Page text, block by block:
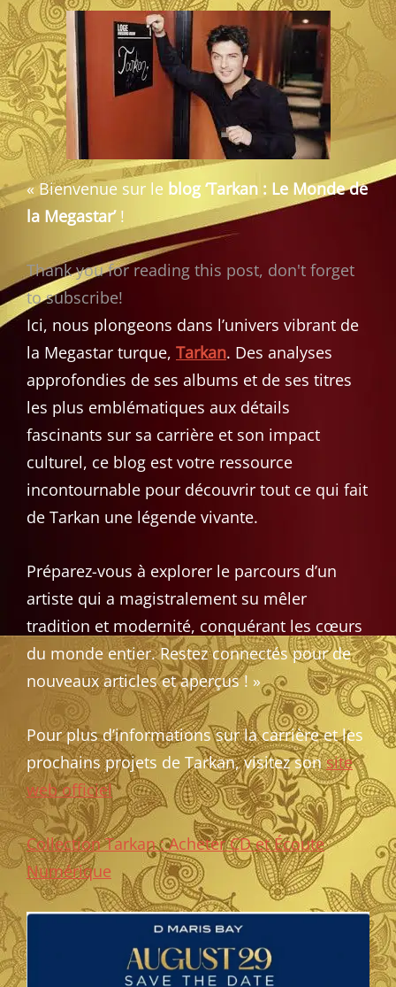
« Bienvenue sur le blog ‘Tarkan : Le Monde de
la Megastar’!
Thank you for reading this post, don't forget
to subscribe!
Ici, nous plongeons dans l’univers vibrant de
la Megastar turque, Tarkan. Des analyses
approfondies de ses albums et de ses titres
les plus emblématiques aux détails
fascinants sur sa carrière et son impact
culturel, ce blog est votre ressource
incontournable pour découvrir tout ce qui fait
de Tarkan une légende vivante.
Préparez-vous à explorer le parcours d’un
artiste qui a magistralement su mêler
tradition et modernité, conquérant les cœurs
du monde entier. Restez connectés pour de
nouveaux articles et aperçus ! »
Pour plus d’informations sur la carrière et les
prochains projets de Tarkan, visitez sonsite
web officiel
Collection Tarkan : Acheter CD et Écoute
Numérique